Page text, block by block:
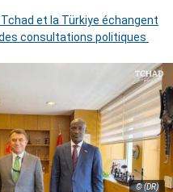
Tchad et la Türkiye échangent
consultations politiques
© (DR)